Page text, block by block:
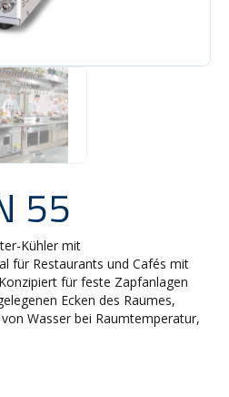
55
Kühler mit
für Restaurants und Cafés mit
für feste Zapfanlagen
Ecken des Raumes,
Wasser bei Raumtemperatur,